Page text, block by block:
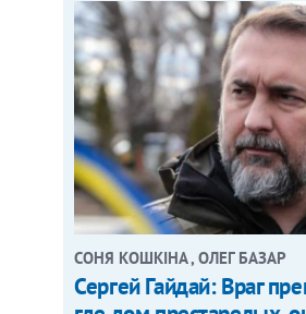
СОНЯ КОШКІНА , ОЛЕГ БАЗАР
Сергей Гайдай: Враг